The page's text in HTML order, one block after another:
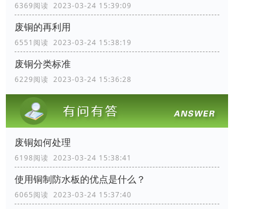
6369阅读 2023-03-24 15:39:09
废铜的再利用
6551阅读 2023-03-24 15:38:19
废铜分类标准
6229阅读 2023-03-24 15:36:28
废铜如何处理
6198阅读 2023-03-24 15:38:41
使用铜制防水板的优点是什么？
6065阅读 2023-03-24 15:37:40